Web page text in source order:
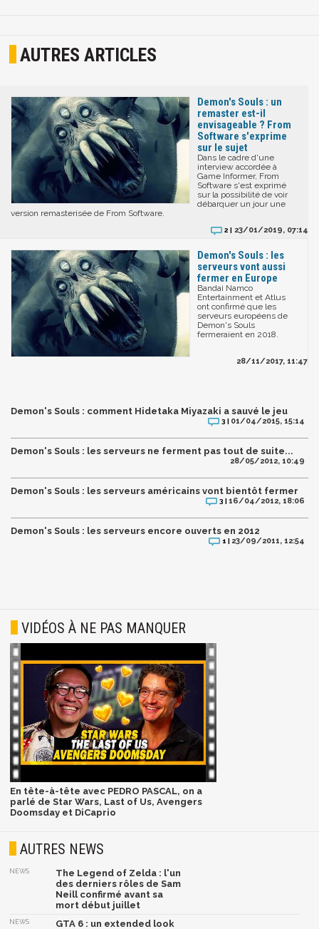
AUTRES ARTICLES
Demon's Souls : un
remaster est-il
envisageable ? From
Software s'exprime
sur le sujet
Dans le cadre d'une
interview accordée à
Game Informer, From
Software s'est exprimé
sur la possibilité de voir
débarquer un jour une
version remasterisée de From Software.
2 | 23/01/2019, 07:14
Demon's Souls : les
serveurs vont aussi
fermer en Europe
Bandai Namco
Entertainment et Atlus
ont confirmé que les
serveurs européens de
Demon's Souls
fermeraient en 2018.
28/11/2017, 11:47
Demon's Souls : comment Hidetaka Miyazaki a sauvé le jeu
3 | 01/04/2015, 15:14
Demon's Souls : les serveurs ne ferment pas tout de suite...
28/05/2012, 10:49
Demon's Souls : les serveurs américains vont bientôt fermer
3 |16/04/2012, 18:06
Demon's Souls : les serveurs encore ouverts en 2012
1 | 23/09/2011, 12:54
VIDÉOS À NE PAS MANQUER
En tête-à-tête avec PEDRO PASCAL, on a
parlé de Star Wars, Last of Us, Avengers
Doomsday et DiCaprio
AUTRES NEWS
NEWS
The Legend of Zelda : l'un
des derniers rôles de Sam
Neill confirmé avant sa
mort début juillet
NEWS GTA 6 : un extended look